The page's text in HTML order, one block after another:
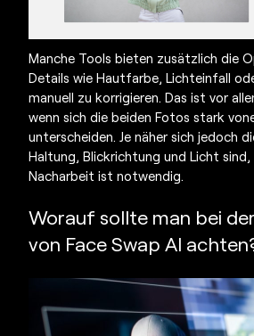
Manche Tools bieten zusätzlich die
Details wie Hautfarbe, Lichteinfall
manuell zu korrigieren. Das ist vor
wenn sich die beiden Fotos stark
unterscheiden. Je näher sich jedoch
Haltung, Blickrichtung und Licht
Nacharbeit ist notwendig.
Worauf sollte man bei
von Face Swap AI